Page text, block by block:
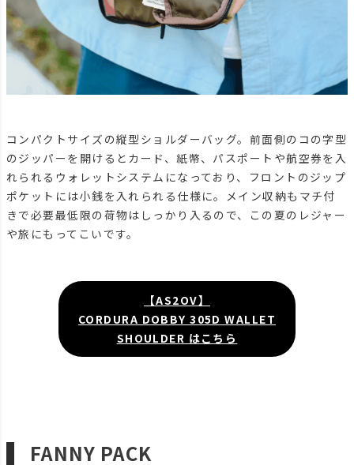
コンパクトサイズの縦型ショルダーバッグ。前面側のコの字型
のジッパーを開けるとカード、紙幣、パスポートや航空券を入
れられるウォレットシステムになっており、フロントのジップ
ポケットには小銭を入れられる仕様に。メイン収納もマチ付
きで必要最低限の荷物はしっかり入るので、この夏のレジャー
や旅にもってこいです。
【AS2OV】
CORDURA DOBBY 305D WALLET
SHOULDER はこちら
FANNY PACK